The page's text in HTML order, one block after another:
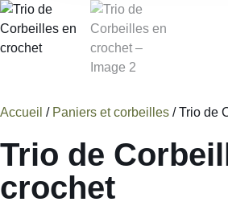
Accueil / Paniers et corbeilles / Trio de
Trio de
crochet